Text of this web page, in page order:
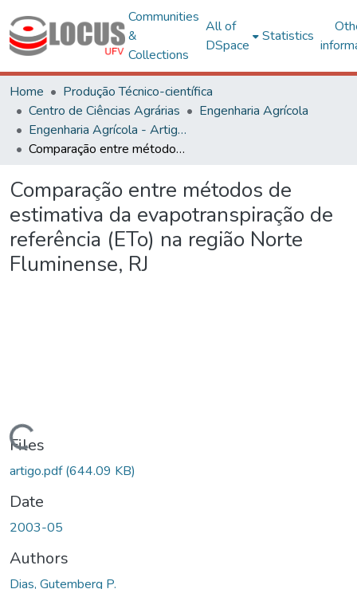
Communities
&
Collections
All of
DSpace
Statistics
Home
Produção Técnico-científica
Centro de Ciências Agrárias
Engenharia Agrícola
Engenharia Agrícola - Artigos
Comparação entre métodos de estimativa da evapotranspiração de referência (ETo) na região Norte Fluminense, RJ
Comparação entre métodos de
estimativa da evapotranspiração de
referência (ETo) na região Norte
Fluminense, RJ
Loading...
Files
artigo.pdf(644.09 KB)
Date
2003-05
Authors
Dias, Gutemberg P.